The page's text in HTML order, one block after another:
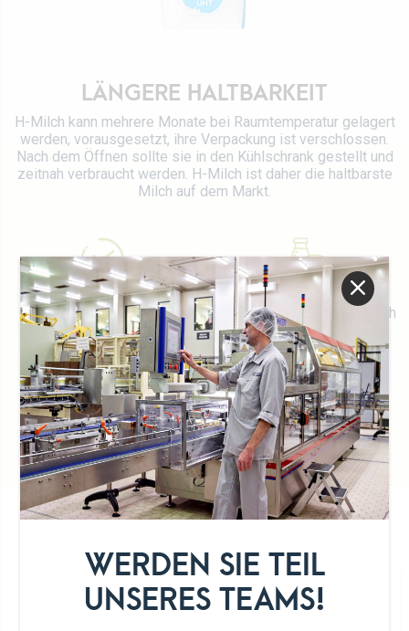
WERDEN SIE TEIL
UNSERES TEAMS!
Kontaktieren Sie uns
LÄNGERE HALTBARKEIT
H-Milch kann mehrere Monate bei Raumtemperatur gelagert
werden, vorausgesetzt, ihre Verpackung ist verschlossen.
Nach dem Öffnen sollte sie in den Kühlschrank gestellt und
zeitnah verbraucht werden. H-Milch ist daher die haltbarste
Milch auf dem Markt.
Lange Haltbarkeit 100% luxemburgische Milch
Frische
UNSER SORTIMENT
Article nb.
51150 (x6)